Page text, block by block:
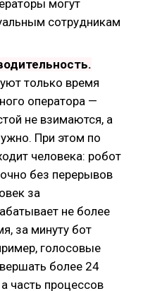
могут
сотрудникам
только время
оператора —
не взимаются, а
При этом по
человека: робот
без перерывов
за
не более
за минуту бот
голосовые
более 24
часть процессов